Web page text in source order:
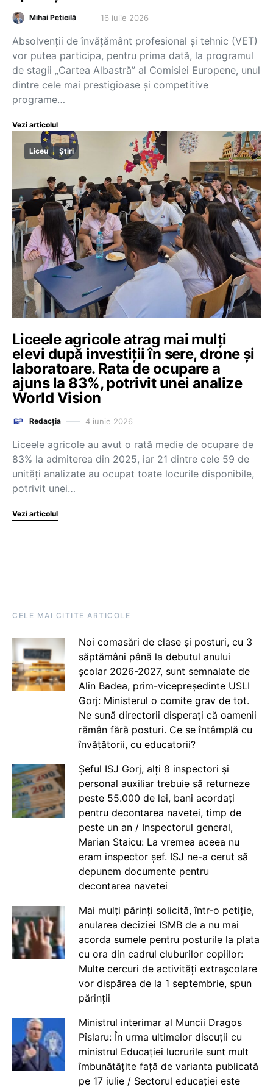
Mihai Peticilă 16 iulie 2026
Absolvenții de învățământ profesional și tehnic (VET)
vor putea participa, pentru prima dată, la programul
de stagii „Cartea Albastră” al Comisiei Europene, unul
dintre cele mai prestigioase și competitive
programe…
Vezi articolul
Liceu Știri
Liceele agricole atrag mai mulți
elevi după investiții în sere, drone și
laboratoare. Rata de ocupare a
ajuns la 83%, potrivit unei analize
World Vision
Redacția 4 iunie 2026
Liceele agricole au avut o rată medie de ocupare de
83% la admiterea din 2025, iar 21 dintre cele 59 de
unități analizate au ocupat toate locurile disponibile,
potrivit unei…
Vezi articolul
CELE MAI CITITE ARTICOLE
Noi comasări de clase și posturi, cu 3
săptămâni până la debutul anului
școlar 2026-2027, sunt semnalate de
Alin Badea, prim-vicepreședinte USLI
Gorj: Ministerul o comite grav de tot.
Ne sună directorii disperați că oamenii
rămân fără posturi. Ce se întâmplă cu
învățătorii, cu educatorii?
Șeful ISJ Gorj, alți 8 inspectori și
personal auxiliar trebuie să returneze
peste 55.000 de lei, bani acordați
pentru decontarea navetei, timp de
peste un an / Inspectorul general,
Marian Staicu: La vremea aceea nu
eram inspector șef. ISJ ne-a cerut să
depunem documente pentru
decontarea navetei
Mai mulți părinți solicită, într-o petiție,
anularea deciziei ISMB de a nu mai
acorda sumele pentru posturile la plata
cu ora din cadrul cluburilor copiilor:
Multe cercuri de activități extrașcolare
vor dispărea de la 1 septembrie, spun
părinții
Ministrul interimar al Muncii Dragos
Pîslaru: În urma ultimelor discuții cu
ministrul Educației lucrurile sunt mult
îmbunătățite față de varianta publicată
pe 17 iulie / Sectorul educației este